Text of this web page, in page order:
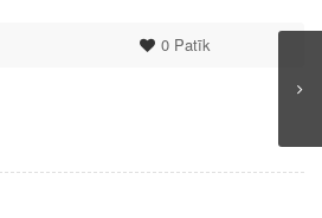
0Patīk